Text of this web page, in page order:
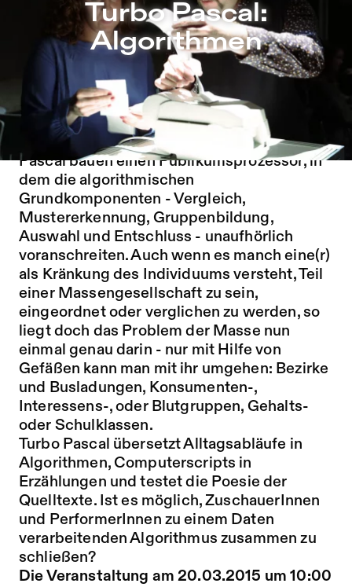
Zu Programm springen
Zu Aktuelles springen
Zu Seiten springen
Turbo Pascal: Algorithmen – Sophiensæle | Freies
Turbo Pascal:
Algorithmen
Algorithmen
werden PerformerInnen wie
ZuschauerInnen zu Objekten und ZeugInnen
unterschiedlicher Sortiervorgänge. Turbo
Pascal bauen einen Publikumsprozessor, in
dem die algorithmischen
Grundkomponenten - Vergleich,
Mustererkennung, Gruppenbildung,
Auswahl und Entschluss - unaufhörlich
voranschreiten. Auch wenn es manch eine(r)
als Kränkung des Individuums versteht, Teil
einer Massengesellschaft zu sein,
eingeordnet oder verglichen zu werden, so
liegt doch das Problem der Masse nun
einmal genau darin - nur mit Hilfe von
Gefäßen kann man mit ihr umgehen: Bezirke
und Busladungen, Konsumenten-,
Interessens-, oder Blutgruppen, Gehalts-
oder Schulklassen.
Turbo Pascal übersetzt Alltagsabläufe in
Algorithmen, Computerscripts in
Erzählungen und testet die Poesie der
Quelltexte. Ist es möglich, ZuschauerInnen
und PerformerInnen zu einem Daten
verarbeitenden Algorithmus zusammen zu
schließen?
Die Veranstaltung am 20.03.2015 um 10:00